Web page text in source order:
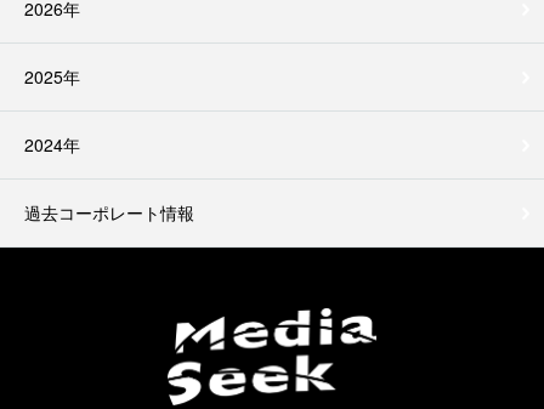
2026年
2025年
2024年
過去コーポレート情報